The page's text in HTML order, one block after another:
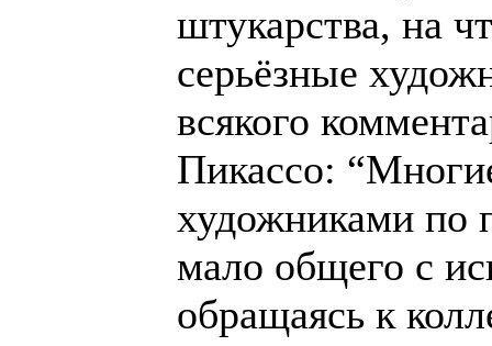
штукарства, на
серьёзные
всякого
Пикассо:
художниками
мало общего с
обращаясь к